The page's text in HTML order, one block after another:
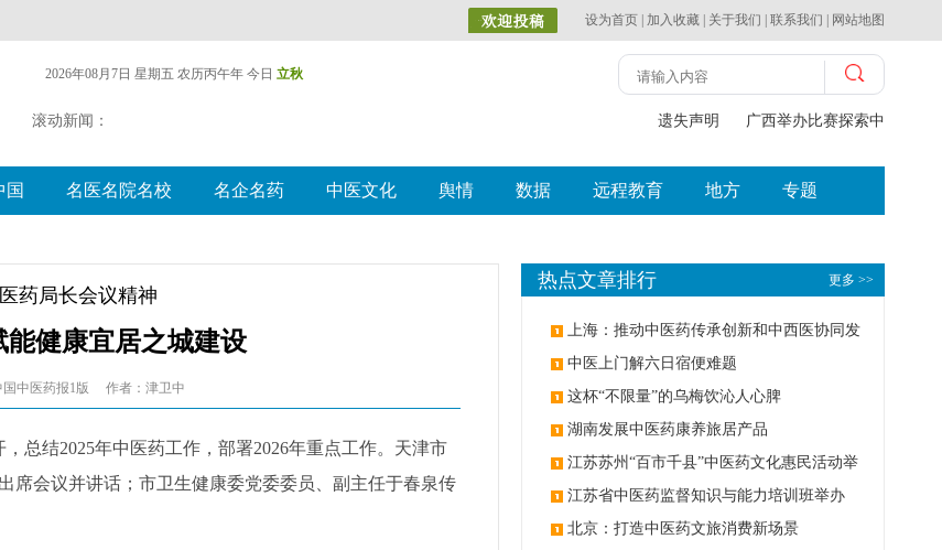
设为首页 加入收藏 关于我们 联系我们 网站地图
2026年08月7日 星期五 农历丙午年 今日 立秋
滚动新闻： 遗失声明 广西举办比赛探索中（壮
国 名医名院名校 名企名药 中医文化 舆情 数据 远程教育 地方 专题
药局长会议精神
健康宜居之城建设
中医药报1版 作者：津卫中
总结2025年中医药工作，部署2026年重点工作。天津市
席会议并讲话；市卫生健康委党委委员、副主任于春泉传
更多 >>
热点文章排行
上海：推动中医药传承创新和中西医协同发
展 中医上门解六日宿便难题
这杯“不限量”的乌梅饮沁人心脾
湖南发展中医药康养旅居产品
江苏苏州“百市千县”中医药文化惠民活动举
办 江苏省中医药监督知识与能力培训班举办
北京：打造中医药文旅消费新场景